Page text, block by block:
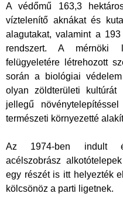
A védőmű 163,3
víztelenítő aknákat és
alagutakat, valamint a
rendszert. A mérnöki
felügyeletére létrehozott
során a biológiai
olyan zöldterületi kultúrát
jellegű
természeti környezetté
Az 1974-ben indult
acélszobrász
egy részét is itt helyezték
kölcsönöz a parti ligetnek.